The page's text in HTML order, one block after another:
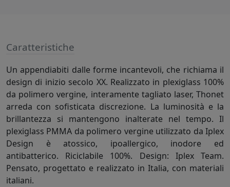
Caratteristiche
Un appendiabiti dalle forme incantevoli, che richiama il
design di inizio secolo XX. Realizzato in plexiglass 100%
da polimero vergine, interamente tagliato laser, Thonet
arreda con sofisticata discrezione. La luminosità e la
brillantezza si mantengono inalterate nel tempo. Il
plexiglass PMMA da polimero vergine utilizzato da Iplex
Design è atossico, ipoallergico, inodore ed
antibatterico. Riciclabile 100%. Design: Iplex Team.
Pensato, progettato e realizzato in Italia, con materiali
italiani.